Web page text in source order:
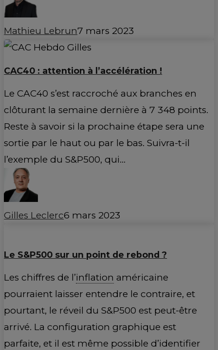
Mathieu Lebrun7 mars 2023
CAC40 : attention à l’accélération !
Le CAC40 s’est raccroché aux branches en
clôturant la semaine dernière à 7 348 points.
Reste à savoir si la prochaine étape sera une
sortie par le haut ou par le bas. Suivra-t-il
l’exemple du S&P500, qui…
Gilles Leclerc6 mars 2023
Le S&P500 sur un point de rebond ?
Les chiffres de l’inflation américaine
pourraient laisser entendre le contraire, et
pourtant, le réveil du S&P500 est peut-être
arrivé. La configuration graphique est
parfaite, et il est même possible d’identifier